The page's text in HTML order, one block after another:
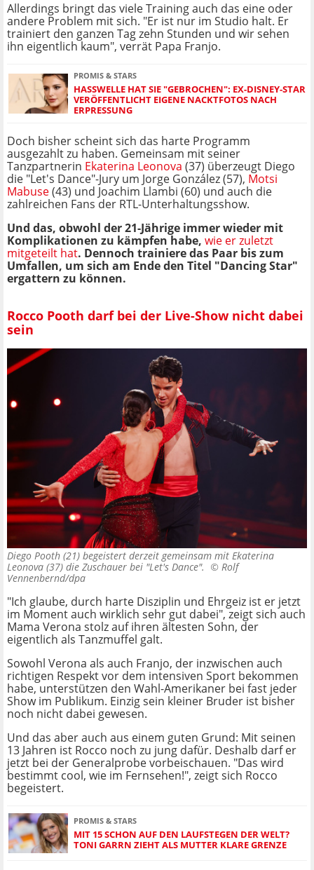
Allerdings bringt das viele Training auch das eine oder
andere Problem mit sich. "Er ist nur im Studio halt. Er
trainiert den ganzen Tag zehn Stunden und wir sehen
ihn eigentlich kaum", verrät Papa Franjo.
PROMIS & STARS
HASSWELLE HAT SIE "GEBROCHEN": EX-DISNEY-STAR
VERÖFFENTLICHT EIGENE NACKTFOTOS NACH
ERPRESSUNG
Doch bisher scheint sich das harte Programm
ausgezahlt zu haben. Gemeinsam mit seiner
Tanzpartnerin Ekaterina Leonova (37) überzeugt Diego
die "Let's Dance"-Jury um Jorge González (57), Motsi
Mabuse(43) und Joachim Llambi (60) und auch die
zahlreichen Fans der RTL-Unterhaltungsshow.
Und das, obwohl der 21-Jährige immer wieder mit
Komplikationen zu kämpfen habe, wie er zuletzt
mitgeteilt hat. Dennoch trainiere das Paar bis zum
Umfallen, um sich am Ende den Titel "Dancing Star"
ergattern zu können.
Rocco Pooth darf bei der Live-Show nicht dabei
sein
Diego Pooth (21) begeistert derzeit gemeinsam mit Ekaterina
Leonova (37) die Zuschauer bei "Let's Dance". © Rolf
Vennenbernd/dpa
"Ich glaube, durch harte Disziplin und Ehrgeiz ist er jetzt
im Moment auch wirklich sehr gut dabei", zeigt sich auch
Mama Verona stolz auf ihren ältesten Sohn, der
eigentlich als Tanzmuffel galt.
Sowohl Verona als auch Franjo, der inzwischen auch
richtigen Respekt vor dem intensiven Sport bekommen
habe, unterstützen den Wahl-Amerikaner bei fast jeder
Show im Publikum. Einzig sein kleiner Bruder ist bisher
noch nicht dabei gewesen.
Und das aber auch aus einem guten Grund: Mit seinen
13 Jahren ist Rocco noch zu jung dafür. Deshalb darf er
jetzt bei der Generalprobe vorbeischauen. "Das wird
bestimmt cool, wie im Fernsehen!", zeigt sich Rocco
begeistert.
PROMIS & STARS
MIT 15 SCHON AUF DEN LAUFSTEGEN DER WELT?
TONI GARRN ZIEHT ALS MUTTER KLARE GRENZE